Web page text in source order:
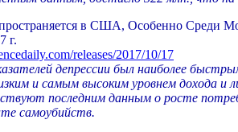
в США, Особенно Среди
г.
releases/2017/10/17
депрессии был наиболее
и самым высоким уровнем дохода и
последним данным о росте
самоубийств.